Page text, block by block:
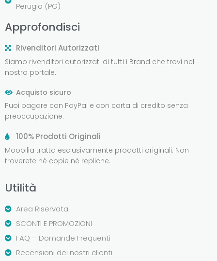
Perugia (PG)
Approfondisci
Rivenditori Autorizzati
Siamo rivenditori autorizzati di tutti i Brand che trovi nel
nostro portale.
Acquisto sicuro
Puoi pagare con PayPal e con carta di credito senza
preoccupazione.
100% Prodotti Originali
Moobilia tratta esclusivamente prodotti originali. Non
troverete né copie né repliche.
Utilità
Area Riservata
SCONTI E PROMOZIONI
FAQ – Domande Frequenti
Recensioni dei nostri clienti